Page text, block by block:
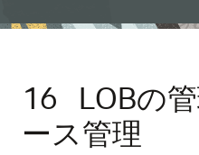
16
LOBの
ース管理